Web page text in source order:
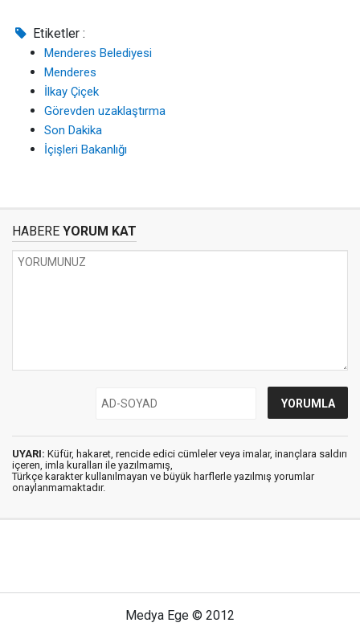
Etiketler :
Menderes Belediyesi
Menderes
İlkay Çiçek
Görevden uzaklaştırma
Son Dakika
İçişleri Bakanlığı
HABERE YORUM KAT
UYARI: Küfür, hakaret, rencide edici cümleler veya imalar, inançlara saldırı
içeren, imla kuralları ile yazılmamış,
Türkçe karakter kullanılmayan ve büyük harflerle yazılmış yorumlar
onaylanmamaktadır.
Medya Ege © 2012